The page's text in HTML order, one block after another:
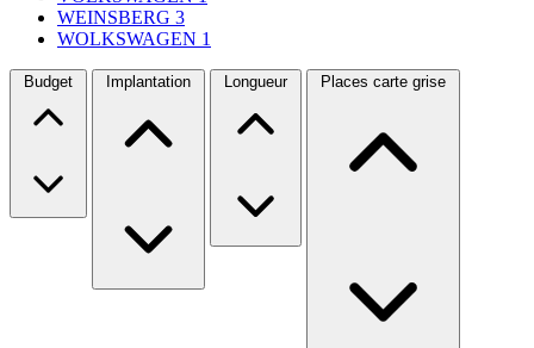
WEINSBERG 3
WOLKSWAGEN 1
Budget Implantation Longueur Places carte grise